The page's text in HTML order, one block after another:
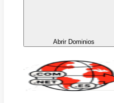
Abrir Dominios